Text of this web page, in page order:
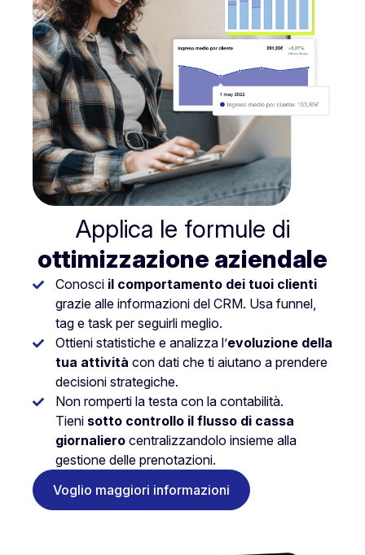
Applica le formule di
ottimizzazione aziendale
Conosci il comportamento dei tuoi clienti
grazie alle informazioni del CRM. Usa funnel,
tag e task per seguirli meglio.
Ottieni statistiche e analizza l’evoluzione della
tua attività con dati che ti aiutano a prendere
decisioni strategiche.
Non romperti la testa con la contabilità.
Tieni sotto controllo il flusso di cassa
giornaliero centralizzandolo insieme alla
gestione delle prenotazioni.
Voglio maggiori informazioni